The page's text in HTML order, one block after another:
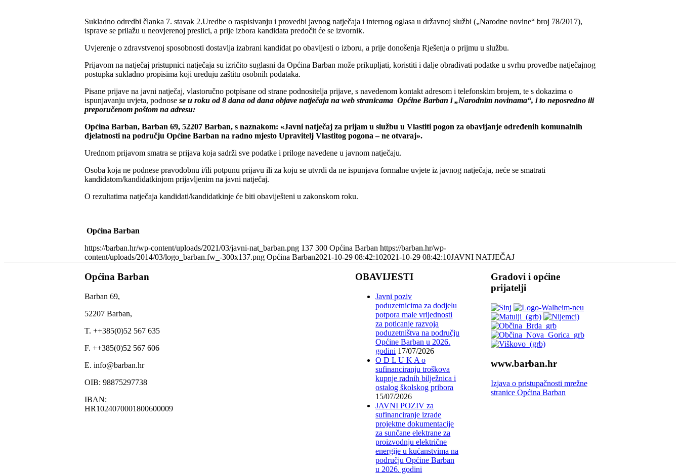
Sukladno odredbi članka 7. stavak 2.Uredbe o raspisivanju i provedbi javnog natječaja i internog oglasa u državnoj službi („Narodne novine“ broj 78/2017),
isprave se prilažu u neovjerenoj preslici, a prije izbora kandidata predočit će se izvornik.
Uvjerenje o zdravstvenoj sposobnosti dostavlja izabrani kandidat po obavijesti o izboru, a prije donošenja Rješenja o prijmu u službu.
Prijavom na natječaj pristupnici natječaja su izričito suglasni da Općina Barban može prikupljati, koristiti i dalje obrađivati podatke u svrhu provedbe natječajnog
postupka sukladno propisima koji uređuju zaštitu osobnih podataka.
Pisane prijave na javni natječaj, vlastoručno potpisane od strane podnositelja prijave, s navedenom kontakt adresom i telefonskim brojem, te s dokazima o
ispunjavanju uvjeta, podnose se u roku od 8 dana od dana objave natječaja na web stranicama Općine Barban i „Narodnim novinama“, i to neposredno ili
preporučenom poštom na adresu:
Općina Barban, Barban 69, 52207 Barban, s naznakom: «Javni natječaj za prijam u službu u Vlastiti pogon za obavljanje određenih komunalnih
djelatnosti na području Općine Barban na radno mjesto Upravitelj Vlastitog pogona – ne otvaraj».
Urednom prijavom smatra se prijava koja sadrži sve podatke i priloge navedene u javnom natječaju.
Osoba koja ne podnese pravodobnu i/ili potpunu prijavu ili za koju se utvrdi da ne ispunjava formalne uvjete iz javnog natječaja, neće se smatrati
kandidatom/kandidatkinjom prijavljenim na javni natječaj.
O rezultatima natječaja kandidati/kandidatkinje će biti obaviješteni u zakonskom roku.
Općina Barban
https://barban.hr/wp-content/uploads/2021/03/javni-nat_barban.png 137 300 Općina Barban https://barban.hr/wp-
content/uploads/2014/03/logo_barban.fw_-300x137.png Općina Barban2021-10-29 08:42:102021-10-29 08:42:10JAVNI NATJEČAJ
Općina Barban
Barban 69,
52207 Barban,
T. ++385(0)52 567 635
F. ++385(0)52 567 606
E. info@barban.hr
OIB: 98875297738
IBAN:
HR1024070001800600009
OBAVIJESTI
Javni poziv
poduzetnicima za dodjelu
potpora male vrijednosti
za poticanje razvoja
poduzetništva na području
Općine Barban u 2026.
godini 17/07/2026
O D L U K A o
sufinanciranju troškova
kupnje radnih bilježnica i
ostalog školskog pribora
15/07/2026
JAVNI POZIV za
sufinanciranje izrade
projektne dokumentacije
za sunčane elektrane za
proizvodnju električne
energije u kućanstvima na
području Općine Barban
u 2026. godini
Gradovi i općine
prijatelji
www.barban.hr
Izjava o pristupačnosti mrežne
stranice Općina Barban